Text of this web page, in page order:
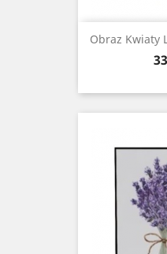
Obraz Kwiaty